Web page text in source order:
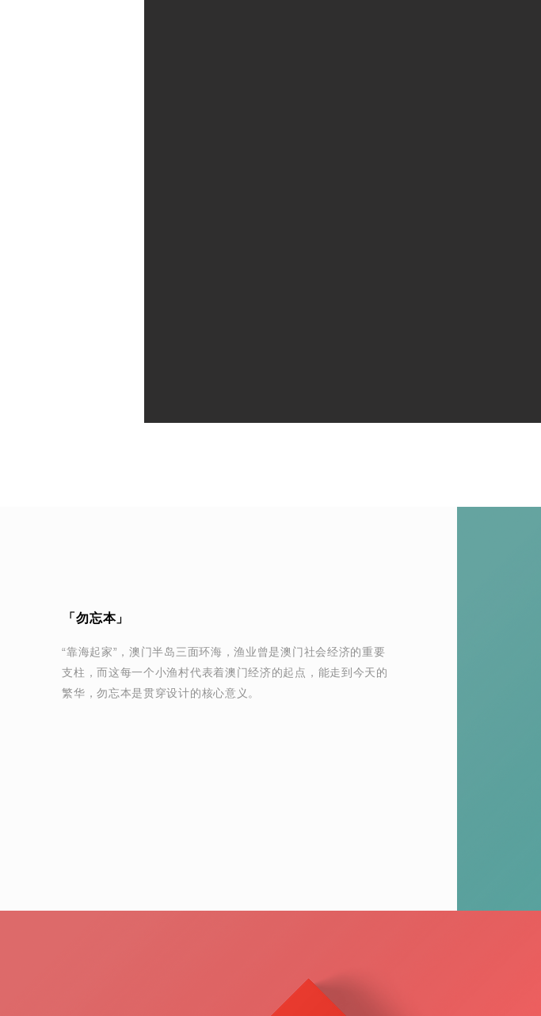
「勿忘本」
“靠海起家”，澳门半岛三面环海，渔业曾是澳门社会经济的重要
支柱，而这每一个小渔村代表着澳门经济的起点，能走到今天的
繁华，勿忘本是贯穿设计的核心意义。